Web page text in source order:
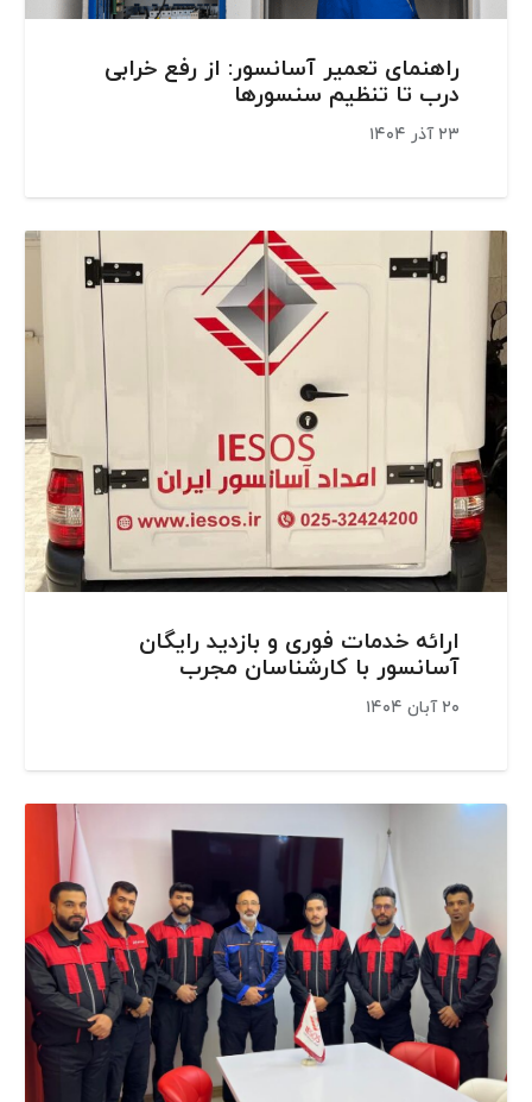
راهنمای تعمیر آسانسور: از رفع خرابی
درب تا تنظیم سنسورها
۲۳ آذر ۱۴۰۴
ارائه خدمات فوری و بازدید رایگان
آسانسور با کارشناسان مجرب
۲۰ آبان ۱۴۰۴